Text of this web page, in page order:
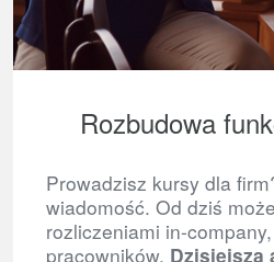
Rozbudowa
Prowadzisz kursy dla
wiadomość. Od dziś
rozliczeniami in-
pracowników. Dzisiejsza